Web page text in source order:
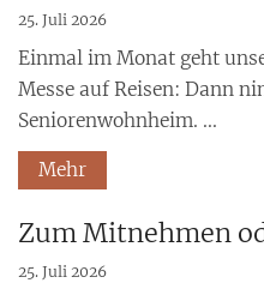
25. Juli 2026
Einmal im Monat geht
Messe auf Reisen: Dann
Seniorenwohnheim. ...
Mehr
Zum Mitnehmen
25. Juli 2026